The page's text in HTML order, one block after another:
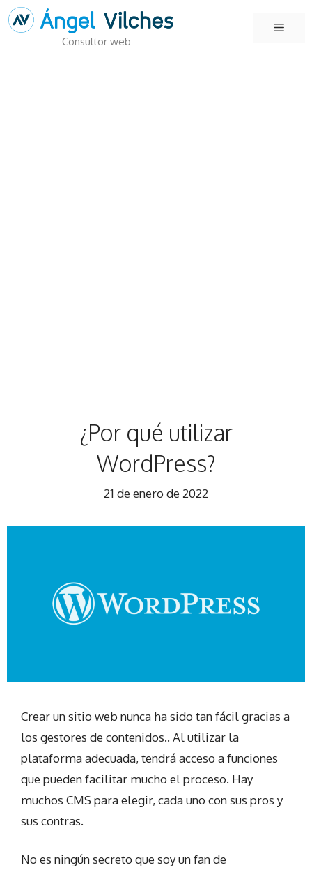
Saltar
Consultor web
Menú
¿Por qué utilizar
WordPress?
21 de enero de 2022
Crear un sitio web nunca ha sido tan fácil gracias a
los gestores de contenidos.. Al utilizar la
plataforma adecuada, tendrá acceso a funciones
que pueden facilitar mucho el proceso. Hay
muchos CMS para elegir, cada uno con sus pros y
sus contras.
No es ningún secreto que soy un fan de